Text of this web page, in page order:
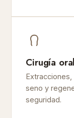
Cirugía
seno y
seguridad.